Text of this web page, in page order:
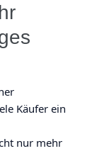
Käufer ein
nur mehr